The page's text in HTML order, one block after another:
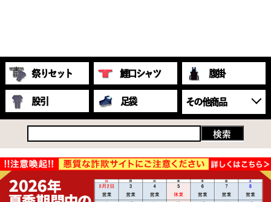
祭りセット 鯉口シャツ 腹掛
股引 足袋 その他商品